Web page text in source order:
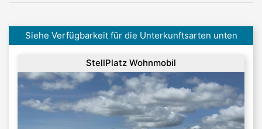
Siehe Verfügbarkeit für die Unterkunftsarten unten
StellPlatz Wohnmobil